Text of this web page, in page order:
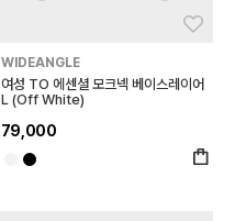
WIDEANGLE
여성 TO 에센셜 모크넥 베이스레이어
L (Off White)
79,000